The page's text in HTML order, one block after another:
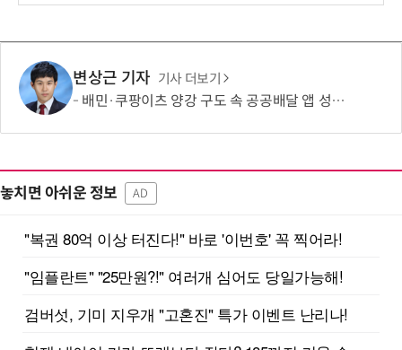
변상근 기자 기사 더보기
배민·쿠팡이츠 양강 구도 속 공공배달 앱 성장 정체…경쟁 활성화 방안은?
놓치면 아쉬운 정보 AD